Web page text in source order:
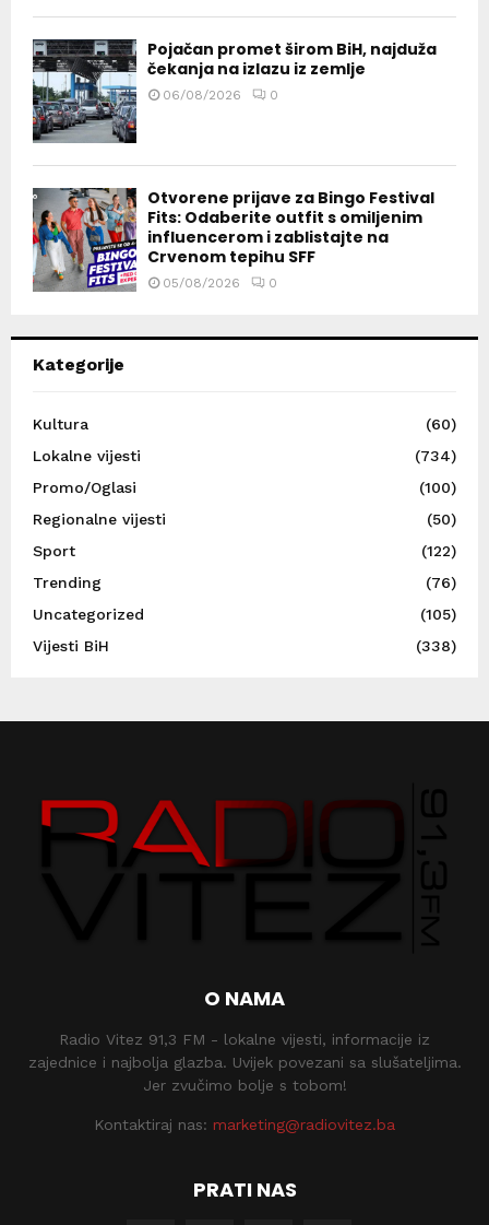
Pojačan promet širom BiH, najduža
čekanja na izlazu iz zemlje
06/08/2026 0
Otvorene prijave za Bingo Festival
Fits: Odaberite outfit s omiljenim
influencerom i zablistajte na
Crvenom tepihu SFF
05/08/2026 0
Kategorije
Kultura
(60)
Lokalne vijesti
(734)
Promo/Oglasi
(100)
Regionalne vijesti
(50)
Sport
(122)
Trending
(76)
Uncategorized
(105)
Vijesti BiH
(338)
O NAMA
Radio Vitez 91,3 FM - lokalne vijesti, informacije iz
zajednice i najbolja glazba. Uvijek povezani sa slušateljima.
Jer zvučimo bolje s tobom!
Kontaktiraj nas: marketing@radiovitez.ba
PRATI NAS